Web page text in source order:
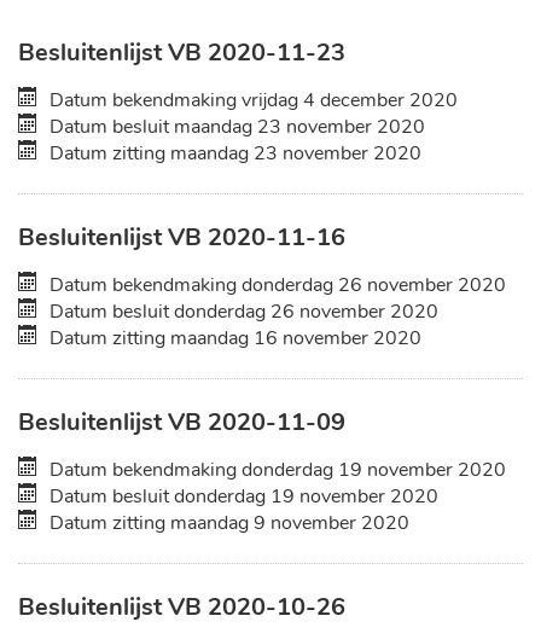
Overzicht
bekendmakingen
Besluitenlijst VB 2020-11-23
Datum bekendmakingvrijdag 4 december 2020
Datum besluitmaandag 23 november 2020
Datum zitting maandag 23 november 2020
Besluitenlijst VB 2020-11-16
Datum bekendmakingdonderdag 26 november 2020
Datum besluitdonderdag 26 november 2020
Datum zitting maandag 16 november 2020
Besluitenlijst VB 2020-11-09
Datum bekendmakingdonderdag 19 november 2020
Datum besluitdonderdag 19 november 2020
Datum zitting maandag 9 november 2020
Besluitenlijst VB 2020-10-26